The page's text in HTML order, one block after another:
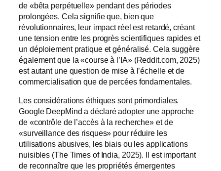
de «bêta perpétuelle» pendant des périodes
prolongées. Cela signifie que, bien que
révolutionnaires, leur impact réel est retardé, créant
une tension entre les progrès scientifiques rapides et
un déploiement pratique et généralisé. Cela suggère
également que la «course à l’IA» (Reddit.com, 2025)
est autant une question de mise à l’échelle et de
commercialisation que de percées fondamentales.
Les considérations éthiques sont primordiales.
Google DeepMind a déclaré adopter une approche
de «contrôle de l’accès à la recherche» et de
«surveillance des risques» pour réduire les
utilisations abusives, les biais ou les applications
nuisibles (The Times of India, 2025). Il est important
de reconnaître que les propriétés émergentes